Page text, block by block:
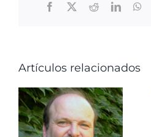
Facebook
X RedditLinkedIn
Artículos relacionados